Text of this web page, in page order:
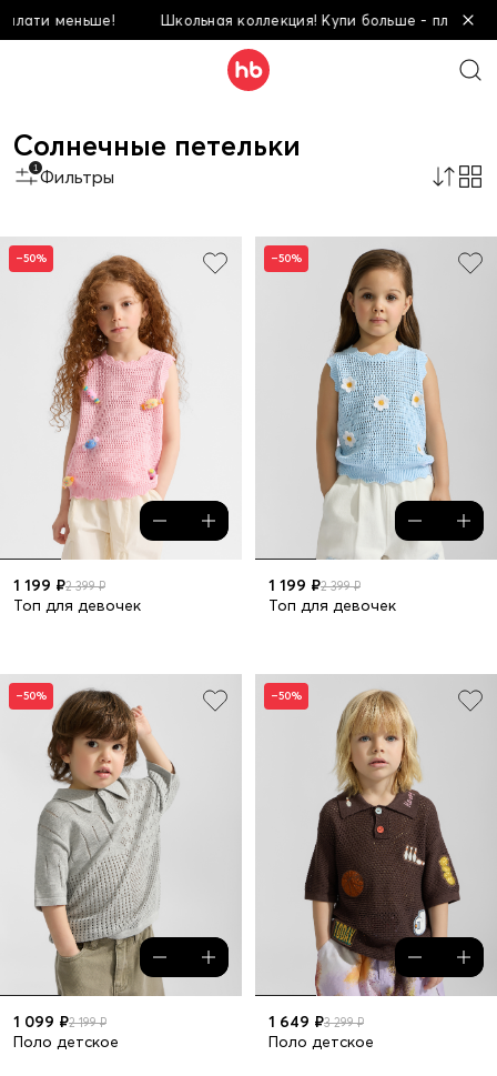
меньше! Школьная коллекция! Купи больше - плати меньше!
Солнечные петельки
1 Фильтры
–50%
1 199 ₽2 399 ₽
Топ для девочек
–50%
1 199 ₽2 399 ₽
Топ для девочек
–50%
1 099 ₽2 199 ₽
Поло детское
–50%
1 649 ₽3 299 ₽
Поло детское